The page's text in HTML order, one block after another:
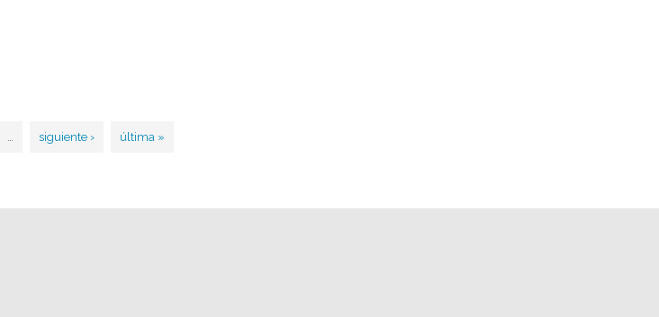
siguiente › última »